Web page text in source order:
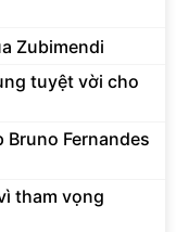
Zubimendi
tuyệt vời cho
Bruno Fernandes
tham vọng